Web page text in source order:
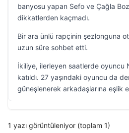
banyosu yapan Sefo ve Çağla
dikkatlerden kaçmadı.
Bir ara ünlü rapçinin şezlonguna
uzun süre sohbet etti.
İkiliye, ilerleyen saatlerde oyuncu
katıldı. 27 yaşındaki oyuncu da
güneşlenerek arkadaşlarına eşlik
1 yazı görüntüleniyor (toplam 1)